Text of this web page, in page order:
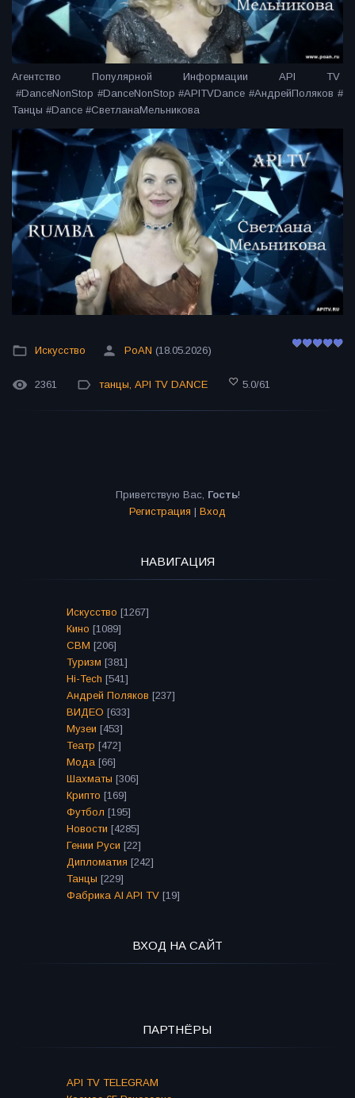
Агентство Популярной Информации API TV
#DanceNonStop #DanceNonStop #APITVDance #АндрейПоляков #
Танцы #Dance #СветланаМельникова
Искусство PoAN (18.05.2026)
2361 танцы, API TV DANCE 5.0/61
Приветствую Вас, Гость!
Регистрация | Вход
НАВИГАЦИЯ
Искусство [1267]
Кино [1089]
СВМ [206]
Туризм [381]
Hi-Tech [541]
Андрей Поляков [237]
ВИДЕО [633]
Музеи [453]
Театр [472]
Мода [66]
Шахматы [306]
Крипто [169]
Футбол [195]
Новости [4285]
Гении Руси [22]
Дипломатия [242]
Танцы [229]
Фабрика AI API TV [19]
ВХОД НА САЙТ
ПАРТНЁРЫ
API TV TELEGRAM